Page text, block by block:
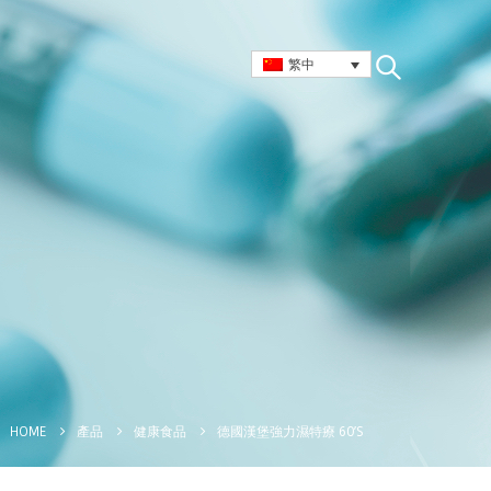
繁中
HOME 產品 健康食品 德國漢堡強力濕特療 60’S